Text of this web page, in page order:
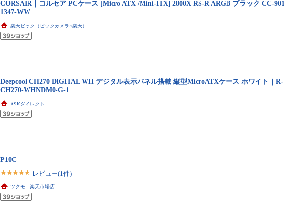
CORSAIR｜コルセア PCケース [Micro ATX /Mini-ITX] 2800X RS-R ARGB ブラック CC-901
1347-WW
楽天ビック（ビックカメラ×楽天）
Deepcool CH270 DIGITAL WH デジタル表示パネル搭載 縦型MicroATXケース ホワイト｜R-
CH270-WHNDM0-G-1
ASKダイレクト
P10C
レビュー(1件)
ツクモ 楽天市場店